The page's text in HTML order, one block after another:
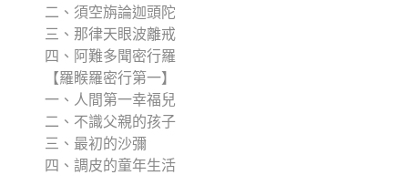
二、須空旃論迦頭陀
三、那律天眼波離戒
四、阿難多聞密行羅
【羅睺羅密行第一】
一、人間第一幸福兒
二、不識父親的孩子
三、最初的沙彌
四、調皮的童年生活